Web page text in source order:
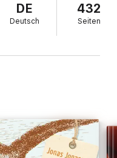
DE
Deutsch
432
Seiten